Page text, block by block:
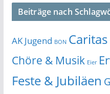
Beiträge nach
AK Jugend BON
Chöre & Musik Eier
Feste & Jubiläen